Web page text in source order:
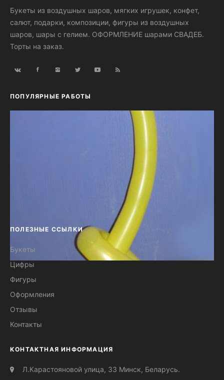
Букеты из воздушных шаров, мягких игрушек, конфет,
салют, подарки, композиции, фигуры из воздушных
шаров, шары с гелием. ОФОРМЛЕНИЕ шарами СВАДЕБ.
Торты на заказ.
ПОПУЛЯРНЫЕ РАБОТЫ
ПОДАРОК из воздушных шаров
Сабля №20
ПОЛЕЗНЫЕ ССЫЛКИ
Букеты
Цифры
Фигуры
Оформления
Отзывы
Контакты
КОНТАКТНАЯ ИНФОРМАЦИЯ
Л.Карастояновой улица, 33 Минск, Беларусь.